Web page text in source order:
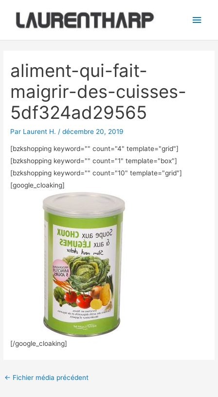
contenu
aliment-qui-fait-
maigrir-des-cuisses-
5df324ad29565
Par Laurent H. /décembre 20, 2019
[bzkshopping keyword="" count="4" template="grid"]
[bzkshopping keyword="" count="1" template="box"]
[bzkshopping keyword="" count="10" template="grid"]
[google_cloaking]
[/google_cloaking]
articles
← Fichier média précédent